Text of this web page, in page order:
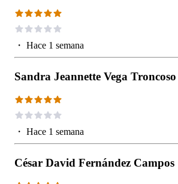
・ Hace 1 semana
Sandra Jeannette Vega Troncoso
・ Hace 1 semana
César David Fernández Campos